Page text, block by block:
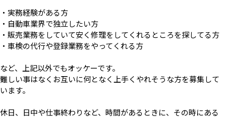
・実務経験がある方
・自動車業界で独立したい方
・販売業務をしていて安く修理をしてくれるところを探してる方
・車検の代行や登録業務をやってくれる方
など、上記以外でもオッケーです。
難しい事はなくお互いに何となく上手くやれそうな方を募集して
います。
休日、日中や仕事終わりなど、時間があるときに、その時にある